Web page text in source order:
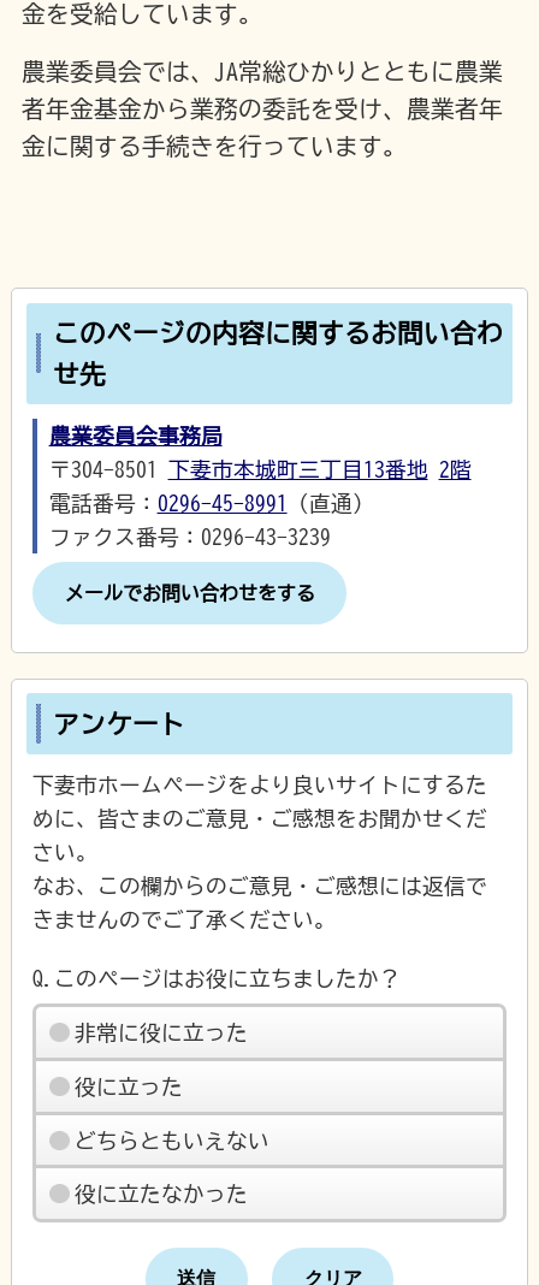
金を受給しています。
農業委員会では、JA常総ひかりとともに農業
者年金基金から業務の委託を受け、農業者年
金に関する手続きを行っています。
このページの内容に関するお問い合わ
せ先
農業委員会事務局
〒304-8501 下妻市本城町三丁目13番地
2階
電話番号： 0296-45-8991
（直通）
ファクス番号：0296-43-3239
メールでお問い合わせをする
アンケート
下妻市ホームページをより良いサイトにするた
めに、皆さまのご意見・ご感想をお聞かせくだ
さい。
なお、この欄からのご意見・ご感想には返信で
きませんのでご了承ください。
Q.このページはお役に立ちましたか？
非常に役に立った
役に立った
どちらともいえない
役に立たなかった